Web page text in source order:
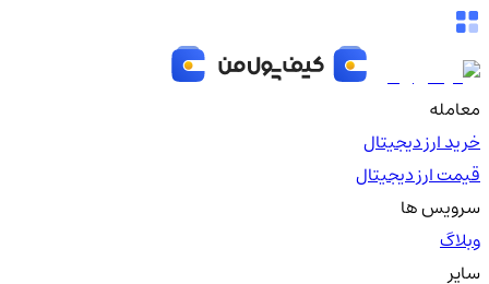
معامله
خرید ارز دیجیتال
قیمت ارز دیجیتال
سرویس ها
وبلاگ
سایر